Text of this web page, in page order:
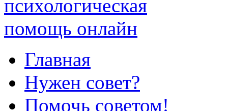
Главная
Нужен совет?
Помочь советом!